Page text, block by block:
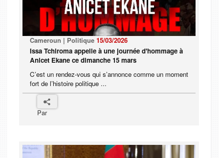
Cameroun | Politique 15/03/2026
Issa Tchiroma appelle à une journée d'hommage à
Anicet Ekane ce dimanche 15 mars
C’est un rendez-vous qui s’annonce comme un moment
fort de l’histoire politique ...
Par